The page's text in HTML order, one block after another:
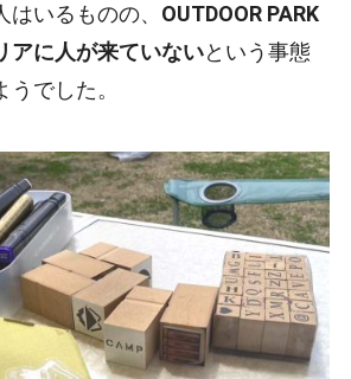
いるものの、 OUTDOOR PARK
アに人が来ていないという事態
でした。